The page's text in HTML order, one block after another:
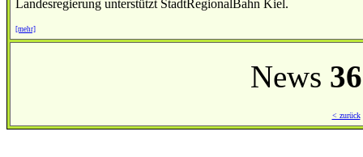
Landesregierung unterstützt StadtRegionalBahn Kiel.
[mehr]
News
< zurück